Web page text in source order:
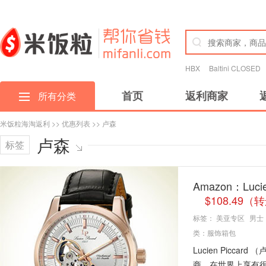
HBX Baltini CLOSED
所有分类 首页 返利商家
米饭粒海淘返利 >> 优惠列表 >> 卢森
标签 卢森
Amazon：
$108.49（
标签： 美亚专区 男士
类： 服饰箱包
Lucien Piccard （